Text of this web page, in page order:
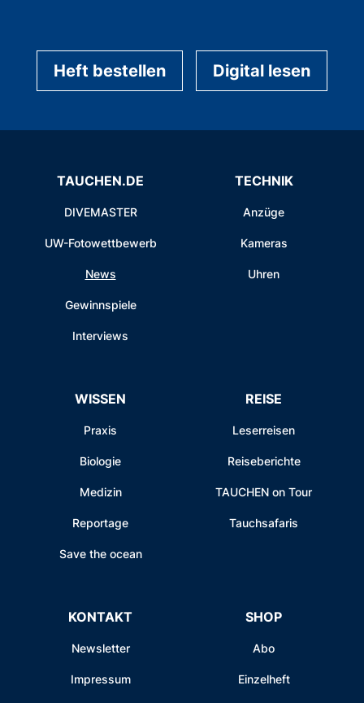
Heft bestellen Digital lesen
TAUCHEN.DE
DIVEMASTER
UW-Fotowettbewerb
News
Gewinnspiele
Interviews
TECHNIK
Anzüge
Kameras
Uhren
WISSEN
Praxis
Biologie
Medizin
Reportage
Save the ocean
REISE
Leserreisen
Reiseberichte
TAUCHEN on Tour
Tauchsafaris
KONTAKT
Newsletter
Impressum
SHOP
Abo
Einzelheft